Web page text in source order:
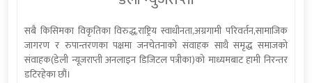
सबै किसिमका विकृतिका विरुद्ध,राष्ट्रिय स्वाधीनता,अग्रगामी परिवर्तन,सामाजिक
जागरण र रुपान्तरणका पक्षमा जनचेतनाको संवाहक साथै समृद्ध समाजको
संवाहक(डेली न्यूजराप्ती अनलाइन डिजिटल पत्रीका)को माध्यमबाट हामी निरन्तर
डटिरहेका छौं।